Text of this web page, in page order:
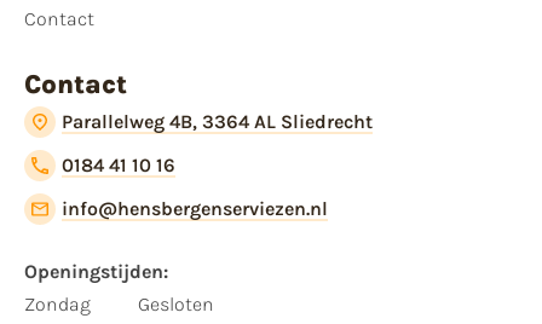
Contact
Contact
Parallelweg 4B, 3364 AL Sliedrecht
0184 41 10 16
info@hensbergenserviezen.nl
Openingstijden:
Zondag
Gesloten